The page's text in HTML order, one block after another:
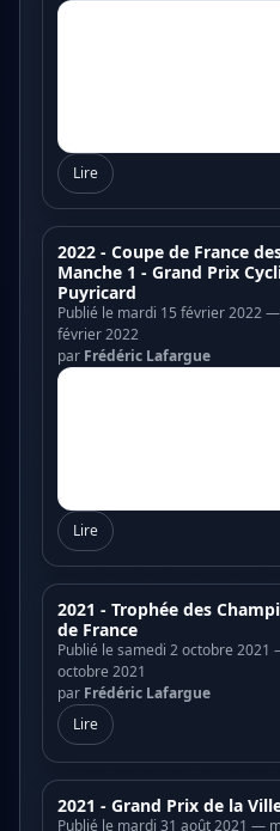
Lire
2022 - Coupe de France
Manche 1 - Grand Prix
Puyricard
Publié le mardi 15 février 2022
février 2022
par Frédéric Lafargue
Lire
2021 - Trophée des
de France
Publié le samedi 2 octobre
octobre 2021
par Frédéric Lafargue
Lire
2021 - Grand Prix de la
Publié le mardi 31 août 2021 —